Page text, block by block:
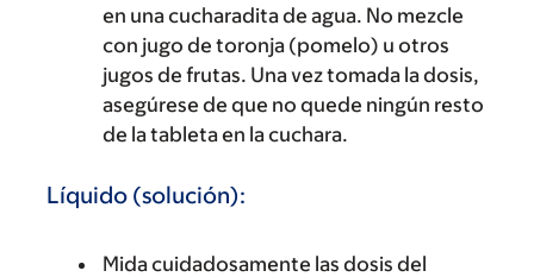
en una cucharadita de agua. No mezcle
con jugo de toronja (pomelo) u otros
jugos de frutas. Una vez tomada la dosis,
asegúrese de que no quede ningún resto
de la tableta en la cuchara.
Líquido (solución):
Mida cuidadosamente las dosis del